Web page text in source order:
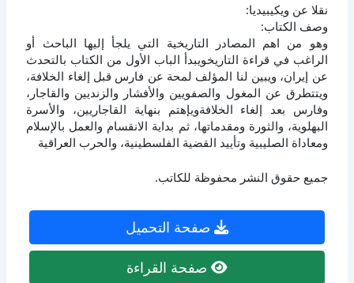
نقلا عن ويكيبيديا:
وصف الكتاب:
وهو من اهم المصادر التاريخية التي يلجأ إليها الباحث أو
الراغب في قراءة التاريخويبدأ الباب الأول من الكتاب بالتحدث
عن إيران، ويبين لنا المؤلف لمحة عن فارس قبل إلغاء الخلافة،
ويتتطرق عن المغول والصفويين والأفشار والزنديين والقاجار،
وفارس بعد إلغاء الخلافةويإهتم بنهاية القاجاريين، والأسرة
البهلوية، والثورة ومقدماتها، ثم بداية الانقسام والعمل بالإسلام
ومعاداة الصليبية وتأييد القضية الفلسطينية، والحرب العراقية
جميع حقوق النشر محفوظة للكاتب.
صفحة التحميل
صفحة القراءة